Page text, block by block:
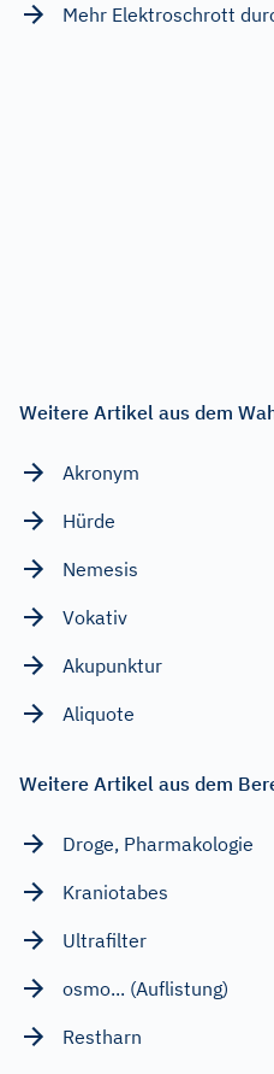
Mehr Elektroschrott
Weitere Artikel aus dem
Akronym
Hürde
Nemesis
Vokativ
Akupunktur
Aliquote
Weitere Artikel aus dem
Droge, Pharmakologie
Kraniotabes
Ultrafilter
osmo... (Auflistung)
Restharn